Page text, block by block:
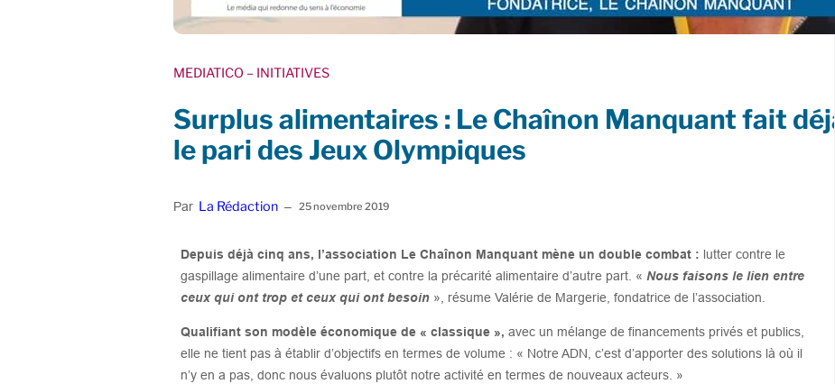
MEDIATICO – INITIATIVES
Surplus alimentaires : Le Chaînon Manquant fait déjà
le pari des Jeux Olympiques
Par La Rédaction – 25 novembre 2019
Depuis déjà cinq ans, l’association Le Chaînon Manquant mène un double combat : lutter contre le
gaspillage alimentaire d’une part, et contre la précarité alimentaire d’autre part. « Nous faisons le lien entre
ceux qui ont trop et ceux qui ont besoin », résume Valérie de Margerie, fondatrice de l’association.
Qualifiant son modèle économique de « classique », avec un mélange de financements privés et publics,
elle ne tient pas à établir d’objectifs en termes de volume : « Notre ADN, c’est d’apporter des solutions là où il
n’y en a pas, donc nous évaluons plutôt notre activité en termes de nouveaux acteurs. »